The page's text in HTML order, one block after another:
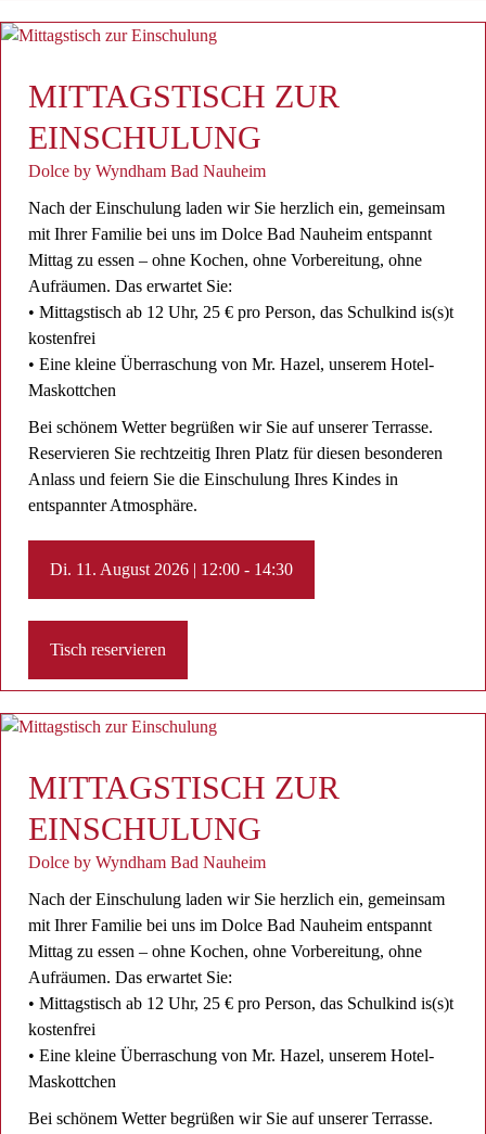
MITTAGSTISCH ZUR
EINSCHULUNG
Dolce by Wyndham Bad Nauheim
Nach der Einschulung laden wir Sie herzlich ein, gemeinsam
mit Ihrer Familie bei uns im Dolce Bad Nauheim entspannt
Mittag zu essen – ohne Kochen, ohne Vorbereitung, ohne
Aufräumen. Das erwartet Sie:
• Mittagstisch ab 12 Uhr, 25 € pro Person, das Schulkind is(s)t
kostenfrei
• Eine kleine Überraschung von Mr. Hazel, unserem Hotel-
Maskottchen
Bei schönem Wetter begrüßen wir Sie auf unserer Terrasse.
Reservieren Sie rechtzeitig Ihren Platz für diesen besonderen
Anlass und feiern Sie die Einschulung Ihres Kindes in
entspannter Atmosphäre.
Di. 11. August 2026 | 12:00 - 14:30
Tisch reservieren
MITTAGSTISCH ZUR
EINSCHULUNG
Dolce by Wyndham Bad Nauheim
Nach der Einschulung laden wir Sie herzlich ein, gemeinsam
mit Ihrer Familie bei uns im Dolce Bad Nauheim entspannt
Mittag zu essen – ohne Kochen, ohne Vorbereitung, ohne
Aufräumen. Das erwartet Sie:
• Mittagstisch ab 12 Uhr, 25 € pro Person, das Schulkind is(s)t
kostenfrei
• Eine kleine Überraschung von Mr. Hazel, unserem Hotel-
Maskottchen
Bei schönem Wetter begrüßen wir Sie auf unserer Terrasse.